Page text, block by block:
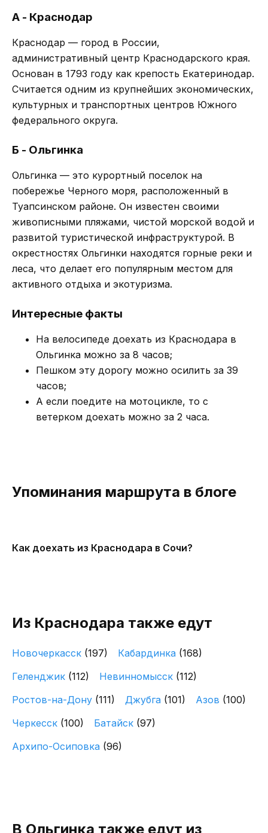
А - Краснодар
Краснодар — город в России,
административный центр Краснодарского края.
Основан в 1793 году как крепость Екатеринодар.
Считается одним из крупнейших экономических,
культурных и транспортных центров Южного
федерального округа.
Б - Ольгинка
Ольгинка — это курортный поселок на
побережье Черного моря, расположенный в
Туапсинском районе. Он известен своими
живописными пляжами, чистой морской водой и
развитой туристической инфраструктурой. В
окрестностях Ольгинки находятся горные реки и
леса, что делает его популярным местом для
активного отдыха и экотуризма.
Интересные факты
На велосипеде доехать из Краснодара в
Ольгинка можно за 8 часов;
Пешком эту дорогу можно осилить за 39
часов;
А если поедите на мотоцикле, то с
ветерком доехать можно за 2 часа.
Упоминания маршрута в блоге
Как доехать из Краснодара в Сочи?
Из Краснодара также едут
Новочеркасск (197) Кабардинка (168)
Геленджик (112) Невинномысск (112)
Ростов-на-Дону (111) Джубга (101) Азов (100)
Черкесск (100) Батайск (97)
Архипо-Осиповка (96)
В Ольгинка также едут из